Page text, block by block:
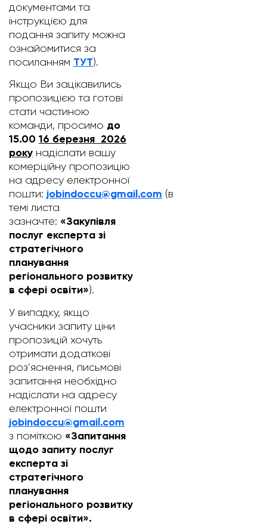
документами та
інструкцією для
подання запиту можна
ознайомитися за
посиланням ТУТ).
Якщо Ви зацікавились
пропозицією та готові
стати частиною
команди, просимо до
15.00 16 березня 2026
року надіслати вашу
комерційну пропозицію
на адресу електронної
пошти: jobindoccu@gmail.com (в
темі листа
зазначте: «Закупівля
послуг експерта зі
стратегічного
планування
регіонального розвитку
в сфері освіти»).
У випадку, якщо
учасники запиту ціни
пропозицій хочуть
отримати додаткові
роз’яснення, письмові
запитання необхідно
надіслати на адресу
електронної пошти
jobindoccu@gmail.com
з поміткою «Запитання
щодо запиту послуг
експерта зі
стратегічного
планування
регіонального розвитку
в сфері освіти».